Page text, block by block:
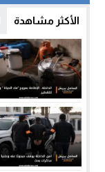
الأكثر مشاهدة